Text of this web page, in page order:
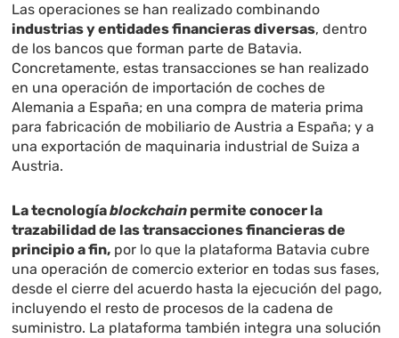
Las operaciones se han realizado combinando
industrias y entidades financieras diversas, dentro
de los bancos que forman parte de Batavia.
Concretamente, estas transacciones se han realizado
en una operación de importación de coches de
Alemania a España; en una compra de materia prima
para fabricación de mobiliario de Austria a España; y a
una exportación de maquinaria industrial de Suiza a
Austria.
La tecnologíablockchain permite conocer la
trazabilidad de las transacciones financieras de
principio a fin, por lo que la plataforma Batavia cubre
una operación de comercio exterior en todas sus fases,
desde el cierre del acuerdo hasta la ejecución del pago,
incluyendo el resto de procesos de la cadena de
suministro. La plataforma también integra una solución